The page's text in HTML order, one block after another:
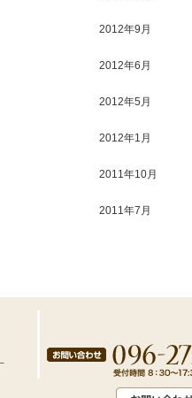
2012年9月
2012年6月
2012年5月
2012年1月
2011年10月
2011年7月